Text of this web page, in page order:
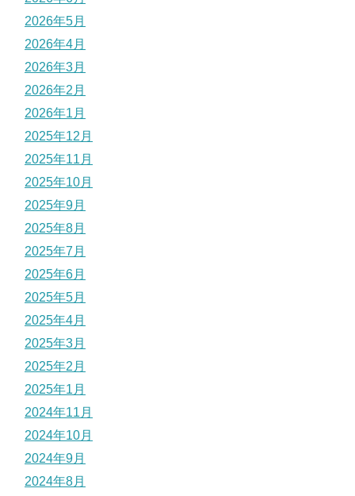
2026年5月
2026年4月
2026年3月
2026年2月
2026年1月
2025年12月
2025年11月
2025年10月
2025年9月
2025年8月
2025年7月
2025年6月
2025年5月
2025年4月
2025年3月
2025年2月
2025年1月
2024年11月
2024年10月
2024年9月
2024年8月